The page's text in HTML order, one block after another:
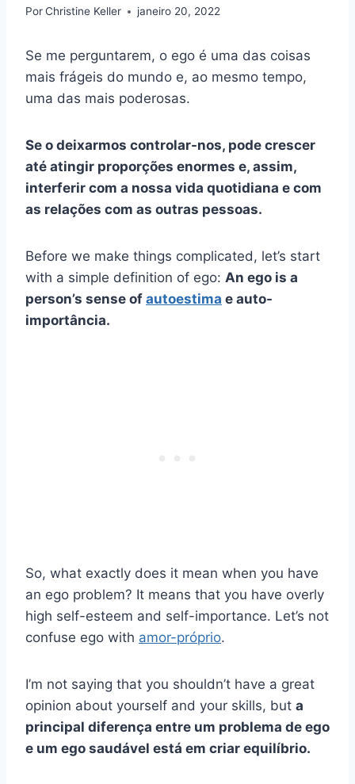
PorChristine Keller janeiro 20, 2022
Se me perguntarem, o ego é uma das coisas
mais frágeis do mundo e, ao mesmo tempo,
uma das mais poderosas.
Se o deixarmos controlar-nos, pode crescer
até atingir proporções enormes e, assim,
interferir com a nossa vida quotidiana e com
as relações com as outras pessoas.
Before we make things complicated, let’s start
with a simple definition of ego: An ego is a
person’s sense of autoestima e auto-
importância.
So, what exactly does it mean when you have
an ego problem? It means that you have overly
high self-esteem and self-importance. Let’s not
confuse ego with amor-próprio.
I’m not saying that you shouldn’t have a great
opinion about yourself and your skills, but a
principal diferença entre um problema de ego
e um ego saudável está em criar equilíbrio.